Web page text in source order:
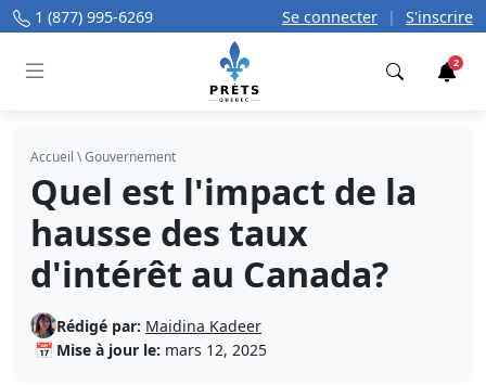
1 (877) 995-6269 Se connecter | S'inscrire
2
Accueil \Gouvernement
Quel est l'impact de la
hausse des taux
d'intérêt au Canada?
Rédigé par: Maidina Kadeer
📅 Mise à jour le: mars 12, 2025